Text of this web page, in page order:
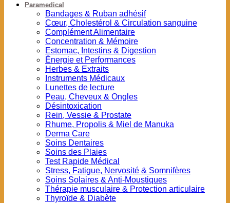
Paramedical
Bandages & Ruban adhésif
Cœur, Cholestérol & Circulation sanguine
Complément Alimentaire
Concentration & Mémoire
Estomac, Intestins & Digestion
Énergie et Performances
Herbes & Extraits
Instruments Médicaux
Lunettes de lecture
Peau, Cheveux & Ongles
Désintoxication
Rein, Vessie & Prostate
Rhume, Propolis & Miel de Manuka
Derma Care
Soins Dentaires
Soins des Plaies
Test Rapide Médical
Stress, Fatigue, Nervosité & Somnifères
Soins Solaires & Anti-Moustiques
Thérapie musculaire & Protection articulaire
Thyroïde & Diabète